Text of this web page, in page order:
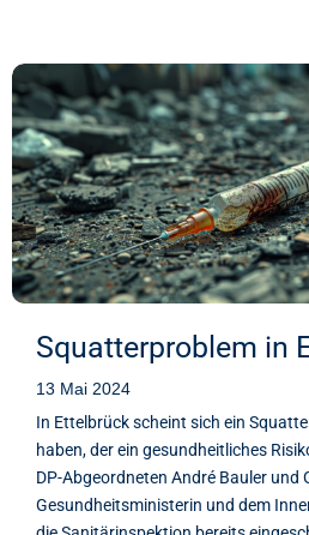
Squatterproblem in
13 Mai 2024
In Ettelbrück scheint sich ein
haben, der ein gesundheitliches
DP-Abgeordneten André Bauler und
Gesundheitsministerin und dem